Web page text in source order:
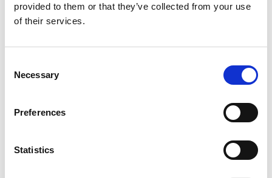
provided to them or that they’ve collected from your use
of their services.
Selection
Necessary
Preferences
Statistics
Rozładunek części:
Maks. rozmiar części używając przyssawek (mm)
Maks. rozmiar części używając zacisków (mm)
Maks. ciężar części przy podnoszeniu przez 2 ramiona (kg)
Stos materiałów (mm)